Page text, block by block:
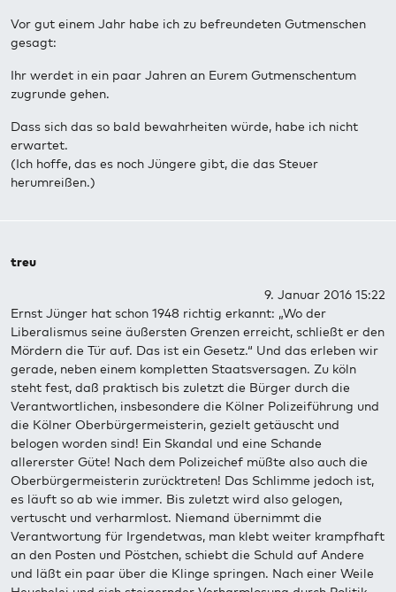
Vor gut einem Jahr habe ich zu befreundeten Gutmenschen
gesagt:
Ihr werdet in ein paar Jahren an Eurem Gutmenschentum
zugrunde gehen.
Dass sich das so bald bewahrheiten würde, habe ich nicht
erwartet.
(Ich hoffe, das es noch Jüngere gibt, die das Steuer
herumreißen.)
treu
9. Januar 2016 15:22
Ernst Jünger hat schon 1948 richtig erkannt: „Wo der
Liberalismus seine äußersten Grenzen erreicht, schließt er den
Mördern die Tür auf. Das ist ein Gesetz.“ Und das erleben wir
gerade, neben einem kompletten Staatsversagen. Zu köln
steht fest, daß praktisch bis zuletzt die Bürger durch die
Verantwortlichen, insbesondere die Kölner Polizeiführung und
die Kölner Oberbürgermeisterin, gezielt getäuscht und
belogen worden sind! Ein Skandal und eine Schande
allererster Güte! Nach dem Polizeichef müßte also auch die
Oberbürgermeisterin zurücktreten! Das Schlimme jedoch ist,
es läuft so ab wie immer. Bis zuletzt wird also gelogen,
vertuscht und verharmlost. Niemand übernimmt die
Verantwortung für Irgendetwas, man klebt weiter krampfhaft
an den Posten und Pöstchen, schiebt die Schuld auf Andere
und läßt ein paar über die Klinge springen. Nach einer Weile